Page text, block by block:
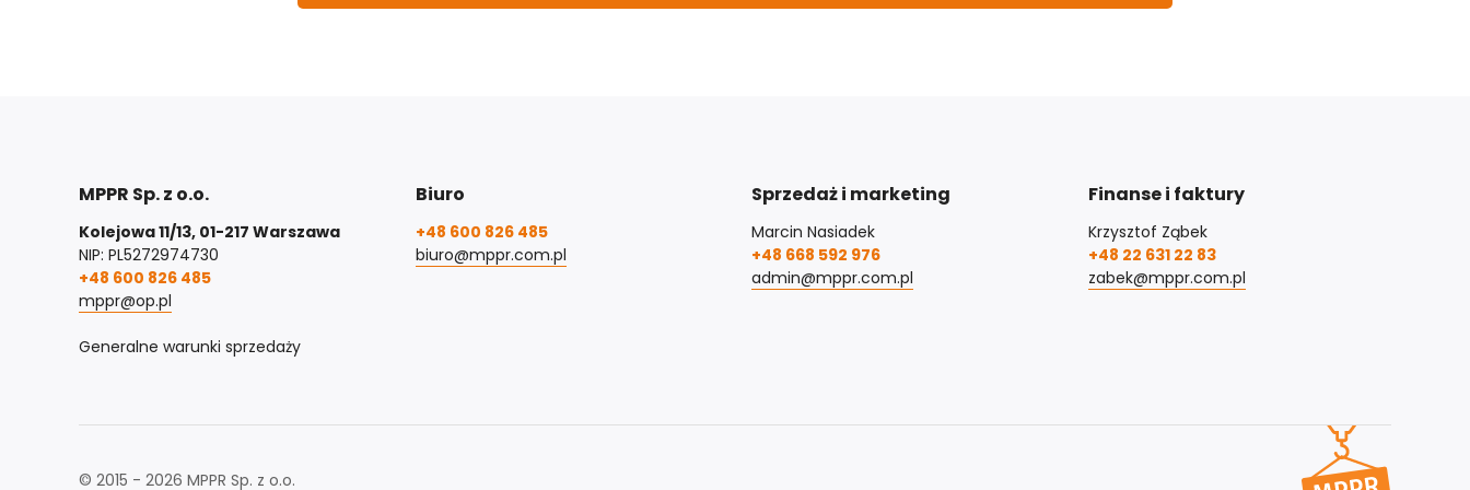
MPPR Sp. z o.o.
Kolejowa 11/13, 01-217 Warszawa
NIP: PL5272974730
+48 600 826 485
mppr@op.pl
Generalne warunki sprzedaży
Biuro
+48 600 826 485
biuro@mppr.com.pl
Sprzedaż i marketing
Marcin Nasiadek
+48 668 592 976
admin@mppr.com.pl
Finanse i faktury
Krzysztof Ząbek
+48 22 631 22 83
zabek@mppr.com.pl
© 2015 - 2026 MPPR Sp. z o.o.